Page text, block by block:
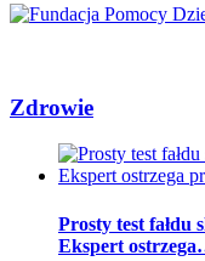
Zdrowie
Prosty test fałdu
Ekspert